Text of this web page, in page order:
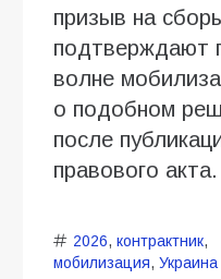
призыв на
подтверждают
волне
о подобном
после
правового акта.
2026, контрактник,
мобилизация, Украина